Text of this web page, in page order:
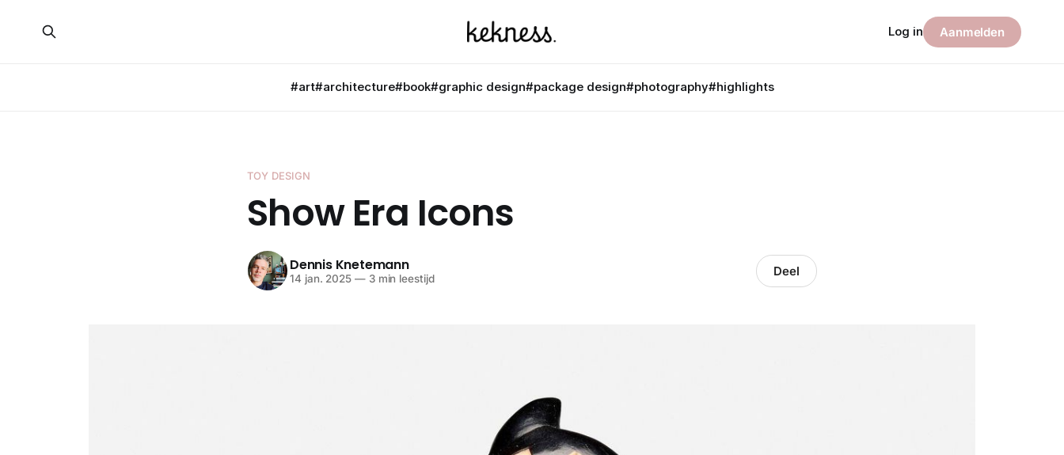
#art#architecture#book#graphic design#package design#photography#highlights
Log in Aanmelden
TOY DESIGN
Show Era Icons
Dennis Knetemann
14 jan. 2025 —3 min leestijd Deel